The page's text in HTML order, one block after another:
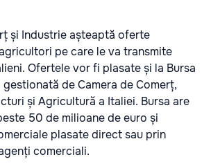
și Industrie așteaptă oferte
pe care le va transmite
Ofertele vor fi plasate și la Bursa
de Camera de Comerț,
și Agricultură a Italiei. Bursa are
50 de milioane de euro și
plasate direct sau prin
comerciali.